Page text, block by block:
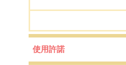
使用許諾